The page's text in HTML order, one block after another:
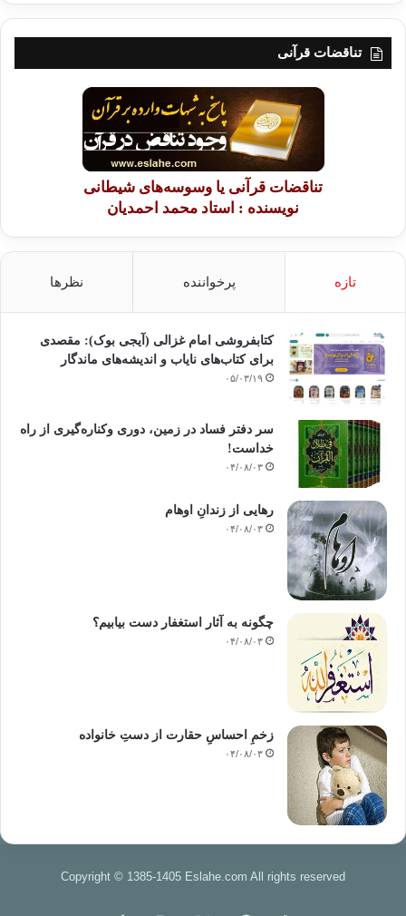
تناقضات قرآنی
تناقضات قرآنی یا وسوسه‌های شیطانی
نویسنده : استاد محمد احمدیان
تازه پرخواننده نظرها
کتابفروشی امام غزالی (آیجی بوک): مقصدی
برای کتاب‌های نایاب و اندیشه‌های ماندگار
۰۵/۰۳/۱۹
سر دفتر فساد در زمین‌، دوری وکناره‌گیری از راه
خداست‌!
۰۴/۰۸/۰۳
رهایی از زندانِ اوهام
۰۴/۰۸/۰۳
چگونه به آثار استغفار دست بیابیم؟
۰۴/۰۸/۰۳
زخمِ احساسِ حقارت از دستِ خانواده
۰۴/۰۸/۰۳
Copyright © 1385-1405 Eslahe.com All rights reserved